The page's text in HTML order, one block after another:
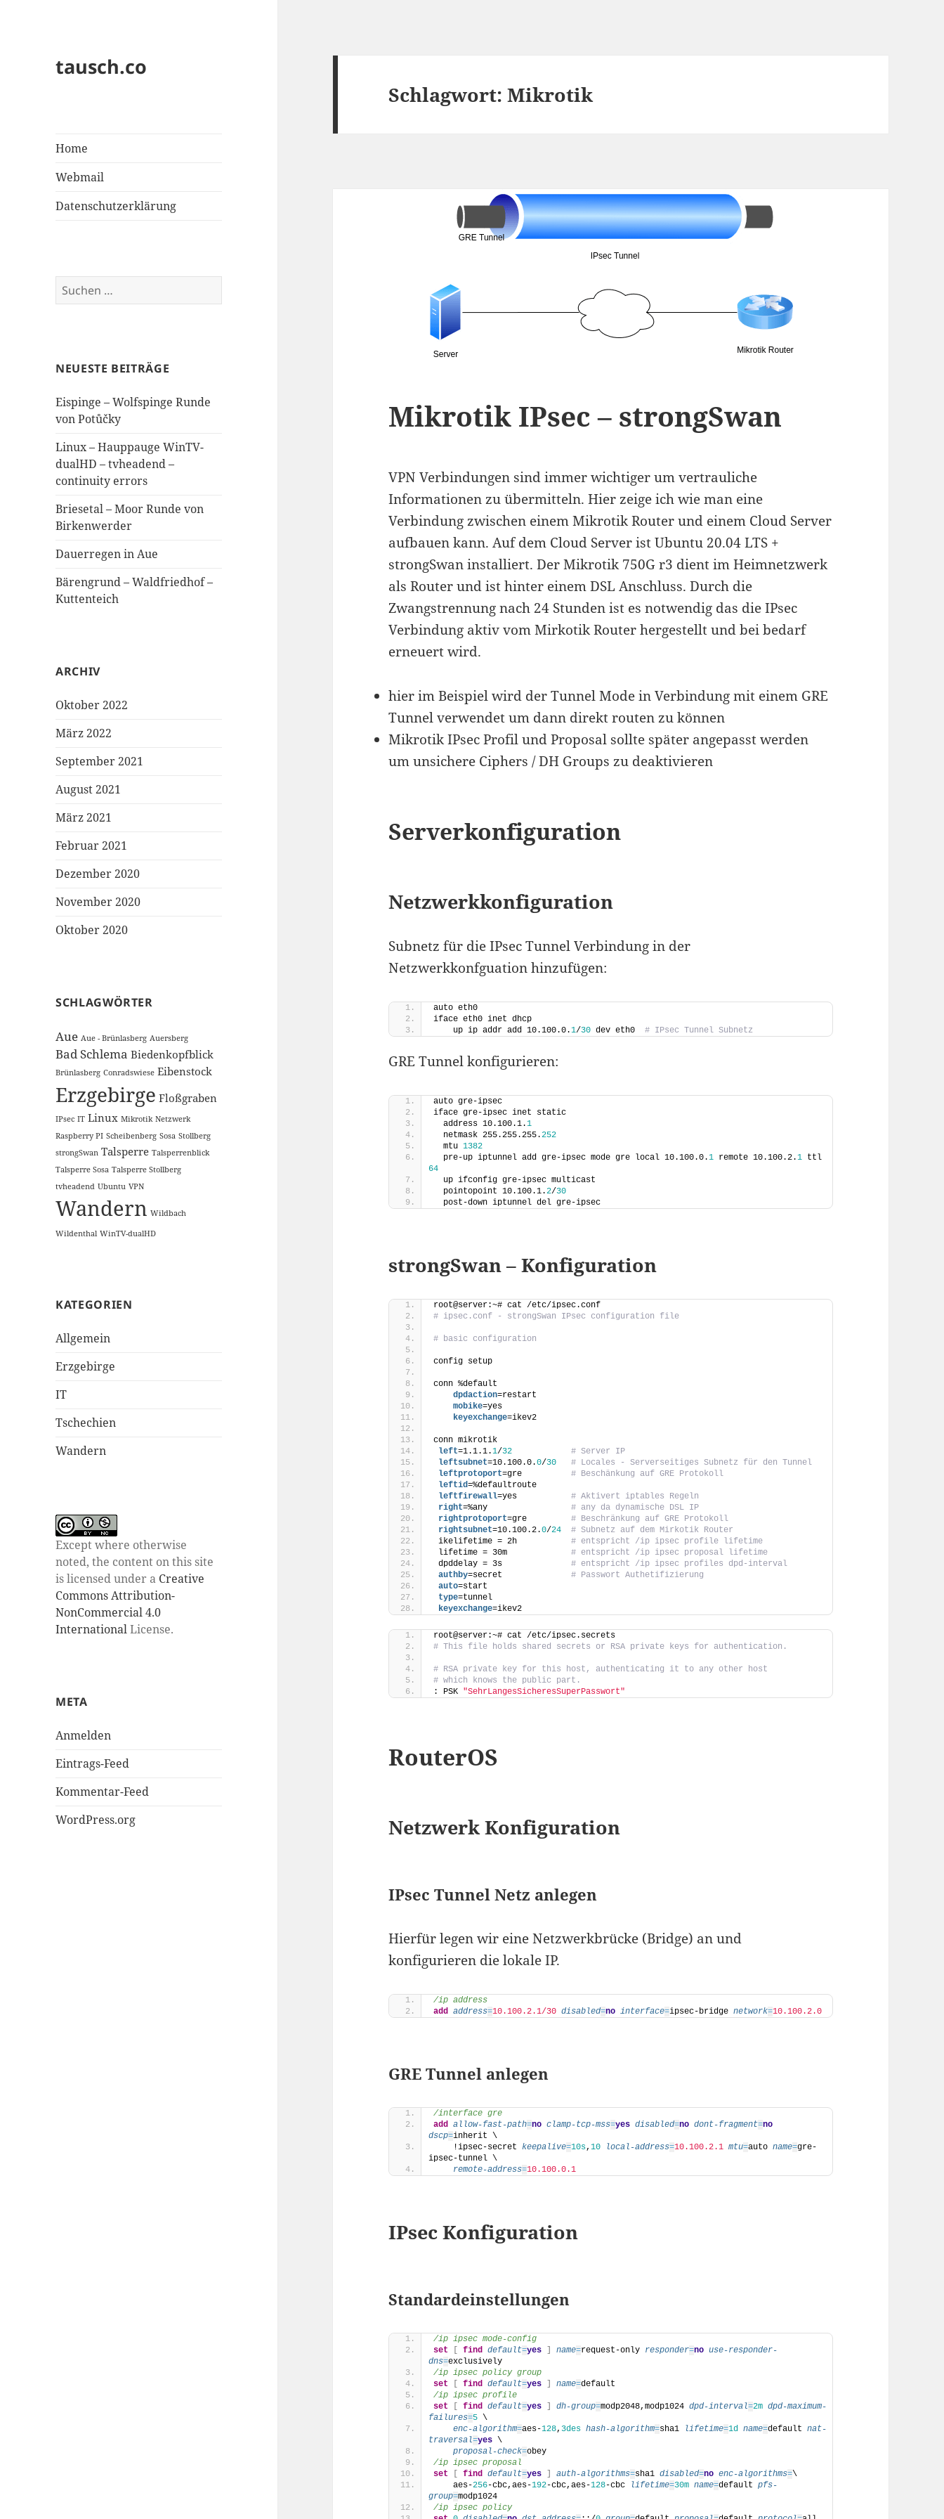
tausch.co
Home
Webmail
Datenschutzerklärung
Suchen
nach:
NEUESTE BEITRÄGE
Eispinge – Wolfspinge Runde
von Potůčky
Linux – Hauppauge WinTV-
dualHD – tvheadend –
continuity errors
Briesetal – Moor Runde von
Birkenwerder
Dauerregen in Aue
Bärengrund – Waldfriedhof –
Kuttenteich
ARCHIV
Oktober 2022
März 2022
September 2021
August 2021
März 2021
Februar 2021
Dezember 2020
November 2020
Oktober 2020
SCHLAGWÖRTER
Aue Aue - Brünlasberg Auersberg
Bad Schlema Biedenkopfblick
Brünlasberg Conradswiese Eibenstock
Erzgebirge Floßgraben
IPsec IT Linux Mikrotik Netzwerk
Raspberry PI Scheibenberg Sosa Stollberg
strongSwan Talsperre Talsperrenblick
Talsperre Sosa Talsperre Stollberg
tvheadend Ubuntu VPN
Wandern Wildbach
Wildenthal WinTV-dualHD
KATEGORIEN
Allgemein
Erzgebirge
IT
Tschechien
Wandern
Except where otherwise
noted, the content on this site
is licensed under a Creative
Commons Attribution-
NonCommercial 4.0
InternationalLicense.
META
Anmelden
Eintrags-Feed
Kommentar-Feed
WordPress.org
Schlagwort:Mikrotik
Mikrotik IPsec – strongSwan
VPN Verbindungen sind immer wichtiger um vertrauliche
Informationen zu übermitteln. Hier zeige ich wie man eine
Verbindung zwischen einem Mikrotik Router und einem Cloud Server
aufbauen kann. Auf dem Cloud Server ist Ubuntu 20.04 LTS +
strongSwan installiert. Der Mikrotik 750G r3 dient im Heimnetzwerk
als Router und ist hinter einem DSL Anschluss. Durch die
Zwangstrennung nach 24 Stunden ist es notwendig das die IPsec
Verbindung aktiv vom Mirkotik Router hergestellt und bei bedarf
erneuert wird.
hier im Beispiel wird der Tunnel Mode in Verbindung mit einem GRE
Tunnel verwendet um dann direkt routen zu können
Mikrotik IPsec Profil und Proposal sollte später angepasst werden
um unsichere Ciphers / DH Groups zu deaktivieren
Serverkonfiguration
Netzwerkkonfiguration
Subnetz für die IPsec Tunnel Verbindung in der
Netzwerkkonfguation hinzufügen:
auto eth0
iface eth0 inet dhcp
    up ip addr add 10.100.0.
1/30 dev eth0 # IPsec Tunnel Subnetz
GRE Tunnel konfigurieren:
auto gre-ipsec
iface gre-ipsec inet static
  address 10.100.1.
1
  netmask 255.255.255.
252
  mtu
1382
  pre-up iptunnel add gre-ipsec mode gre local 10.100.0.
1 remote 10.100.2.1
64
  up ifconfig gre-ipsec multicast
  pointopoint 10.100.1.
2/30
  post-down iptunnel del gre-ipsec
strongSwan – Konfiguration
root@server:~# cat /etc/ipsec.conf
# ipsec.conf - strongSwan IPsec configuration file
# basic configuration
config setup
conn %default
    dpdaction
=restart
    mobike
=yes
    keyexchange
=ikev2
conn mikrotik
left=1.1.1.1/32
# Server IP
leftsubnet=10.100.0.0/30
# Locales - Serverseitiges Subnetz für den Tunnel
leftprotoport=gre # Beschänkung auf GRE Protokoll
leftid=%defaultroute
leftfirewall=yes # Aktivert iptables Regeln
right=%any # any da dynamische DSL IP
rightprotoport=gre # Beschränkung auf GRE Protokoll
rightsubnet=10.100.2.0/24
# Subnetz auf dem Mirkotik Router
ikelifetime = 2h # entspricht /ip ipsec profile lifetime
lifetime = 30m # entspricht /ip ipsec proposal lifetime
dpddelay = 3s # entspricht /ip ipsec profiles dpd-interval
authby=secret # Passwort Authetifizierung
auto=start
type=tunnel
keyexchange=ikev2
root@server:~# cat /etc/ipsec.secrets
# This file holds shared secrets or RSA private keys for authentication.
# RSA private key for this host, authenticating it to any other host
# which knows the public part.
: PSK "SehrLangesSicheresSuperPasswort"
RouterOS
Netzwerk Konfiguration
IPsec Tunnel Netz anlegen
Hierfür legen wir eine Netzwerkbrücke (Bridge) an und
konfigurieren die lokale IP.
/ip address
add address=10.100.2.1/30 disabled=no interface=ipsec-bridge network=10.100.2.0
GRE Tunnel anlegen
/interface gre
add allow-fast-path=no clamp-tcp-mss=yes disabled=no dont-fragment=no
dscp=inherit \
    !ipsec-secret
keepalive=10s,10 local-address=10.100.2.1 mtu=auto name=gre-
ipsec-tunnel \
remote-address=10.100.0.1
IPsec Konfiguration
Standardeinstellungen
/ip ipsec mode-config
set
find default=yes name=request-only responder=no use-responder-
dns=exclusively
/ip ipsec policy group
set
find default=yes name=default
/ip ipsec profile
set
find default=yes dh-group=modp2048,modp1024 dpd-interval=2m dpd-maximum-
failures=5 \
enc-algorithm=aes-128, 3des hash-algorithm=sha1 lifetime=1d name=default nat-
traversal=yes \
proposal-check=obey
/ip ipsec proposal
set
find default=yes auth-algorithms=sha1 disabled=no enc-algorithms=\
    aes-
256-cbc,aes-192-cbc,aes-128-cbc lifetime=30m name=default pfs-
group=modp1024
/ip ipsec policy